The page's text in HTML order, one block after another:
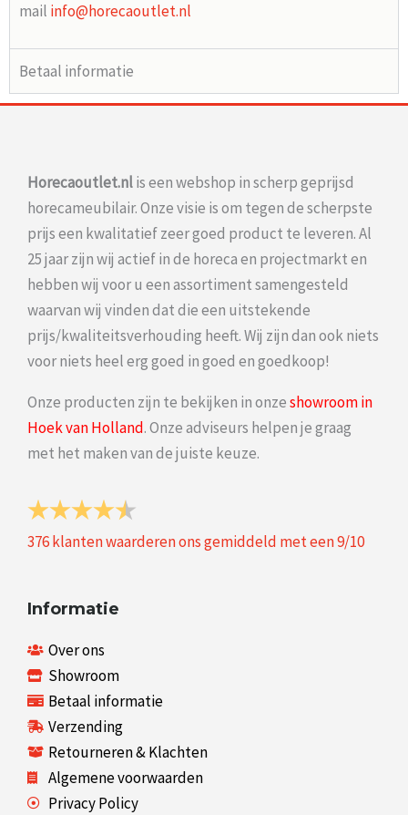
mail info@horecaoutlet.nl
Betaal informatie
Horecaoutlet.nlis een webshop in scherp geprijsd
horecameubilair. Onze visie is om tegen de scherpste
prijs een kwalitatief zeer goed product te leveren. Al
25 jaar zijn wij actief in de horeca en projectmarkt en
hebben wij voor u een assortiment samengesteld
waarvan wij vinden dat die een uitstekende
prijs/kwaliteitsverhouding heeft. Wij zijn dan ook niets
voor niets heel erg goed in goed en goedkoop!
Onze producten zijn te bekijken in onzeshowroom in
Hoek van Holland. Onze adviseurs helpen je graag
met het maken van de juiste keuze.
376klanten waarderen ons gemiddeld met een9/10
Informatie
Over ons
Showroom
Betaal informatie
Verzending
Retourneren & Klachten
Algemene voorwaarden
Privacy Policy